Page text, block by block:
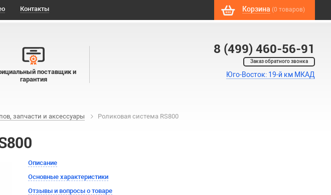
Контакты Корзина (0 товаров)
8 (499) 460-56-91
Заказ обратного звонка
Юго-Восток: 19-й км МКАД
поставщик и
гарантия
запчасти и аксессуары Роликовая система RS800
Описание
Основные характеристики
Отзывы и вопросы о товаре